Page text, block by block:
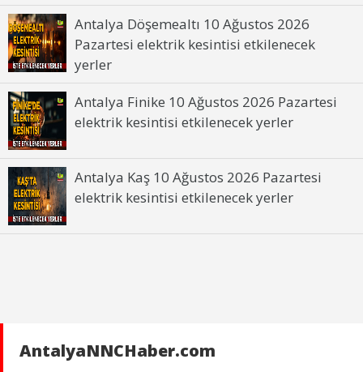
Antalya Döşemealtı 10 Ağustos 2026
Pazartesi elektrik kesintisi etkilenecek
yerler
Antalya Finike 10 Ağustos 2026 Pazartesi
elektrik kesintisi etkilenecek yerler
Antalya Kaş 10 Ağustos 2026 Pazartesi
elektrik kesintisi etkilenecek yerler
AntalyaNNCHaber.com